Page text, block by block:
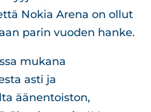
Nokia Arena on ollut
parin vuoden hanke.
mukana
asti ja
äänentoiston,